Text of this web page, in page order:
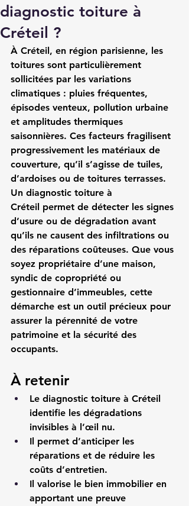
diagnostic toiture à
Créteil ?
À Créteil, en région parisienne, les
toitures sont particulièrement
sollicitées par les variations
climatiques : pluies fréquentes,
épisodes venteux, pollution urbaine
et amplitudes thermiques
saisonnières. Ces facteurs fragilisent
progressivement les matériaux de
couverture, qu’il s’agisse de tuiles,
d’ardoises ou de toitures terrasses.
Un diagnostic toiture à
Créteil permet de détecter les signes
d’usure ou de dégradation avant
qu’ils ne causent des infiltrations ou
des réparations coûteuses. Que vous
soyez propriétaire d’une maison,
syndic de copropriété ou
gestionnaire d’immeubles, cette
démarche est un outil précieux pour
assurer la pérennité de votre
patrimoine et la sécurité des
occupants.
À retenir
Le diagnostic toiture à Créteil
identifie les dégradations
invisibles à l’œil nu.
Il permet d’anticiper les
réparations et de réduire les
coûts d’entretien.
Il valorise le bien immobilier en
apportant une preuve